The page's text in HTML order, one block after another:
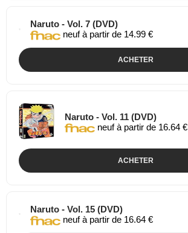
Naruto - Vol. 7 (DVD)
neuf à partir de 14.99 €
ACHETER
Naruto - Vol. 11 (DVD)
neuf à partir de 16.64 €
ACHETER
Naruto - Vol. 15 (DVD)
neuf à partir de 16.64 €